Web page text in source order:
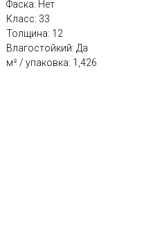
Фаска: Нет
Класс: 33
Толщина: 12
Влагостойкий: Да
м² / упаковка: 1,426